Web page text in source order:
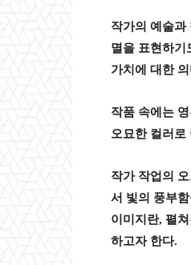
작가의 예술과
멸을 표현하기
가치에 대한
작품 속에는
오묘한 컬러
작가 작업의 오
서 빛의 풍부
이미지란, 펼
하고자 한다.